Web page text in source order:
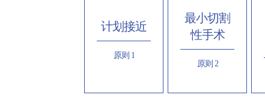
计划接近
原则 1
最小切割
性手术
原则 2